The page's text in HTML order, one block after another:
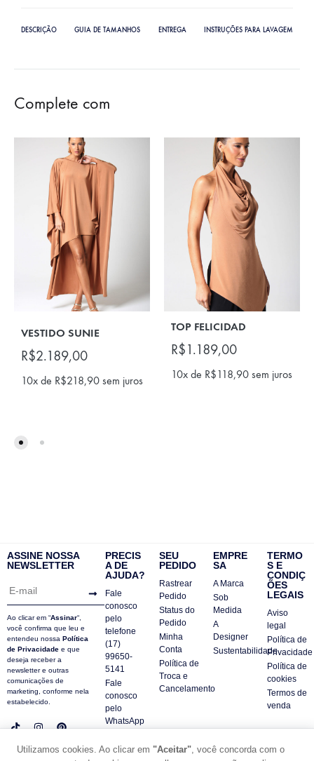
DESCRIÇÃO GUIA DE TAMANHOS ENTREGA INSTRUÇÕES PARA LAVAGEM
Complete com
VESTIDO SUNIE
R$2.189,00
10x de R$218,90 sem juros
TOP FELICIDAD
R$1.189,00
10x de R$118,90 sem juros
ASSINE NOSSA
NEWSLETTER
Ao clicar em “Assinar“,
você confirma que leu e
entendeu nossa Política
de Privacidade e que
deseja receber a
newsletter e outras
comunicações de
marketing, conforme nela
estabelecido.
PRECIS
A DE
AJUDA?
Fale
conosco
pelo
telefone
(17)
99650-
5141
Fale
conosco
pelo
WhatsApp
FAQ
SEU
PEDIDO
Rastrear
Pedido
Status do
Pedido
Minha
Conta
Política de
Troca e
Cancelamento
EMPRE
SA
A Marca
Sob
Medida
A
Designer
Sustentabilidade
TERMO
S E
CONDIÇ
ÕES
LEGAIS
Aviso
legal
Política de
Privacidade
Política de
cookies
Termos de
venda
Utilizamos cookies. Ao clicar em "Aceitar", você concorda com o